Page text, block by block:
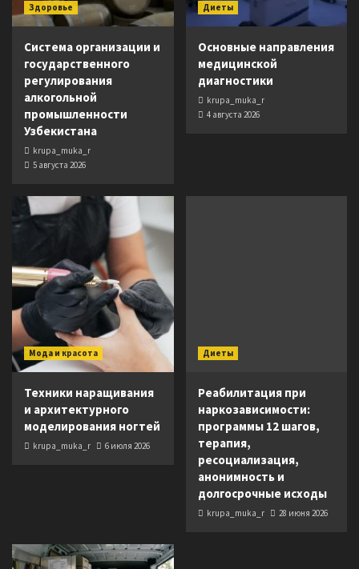
Здоровье
Система организации и
государственного
регулирования
алкогольной
промышленности
Узбекистана
krupa_muka_r
5 августа 2026
Диеты
Основные направления
медицинской
диагностики
krupa_muka_r
4 августа 2026
Мода и красота
Техники наращивания
и архитектурного
моделирования ногтей
krupa_muka_r 6 июля 2026
Диеты
Реабилитация при
наркозависимости:
программы 12 шагов,
терапия,
ресоциализация,
анонимность и
долгосрочные исходы
krupa_muka_r 28 июня 2026